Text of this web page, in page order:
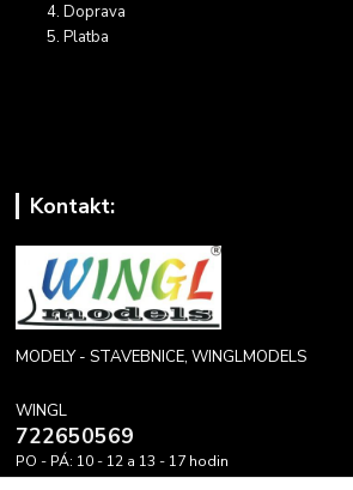
Doprava
Platba
Kontakt:
MODELY - STAVEBNICE, WINGLMODELS
WINGL
722650569
PO - PÁ: 10 - 12 a 13 - 17 hodin